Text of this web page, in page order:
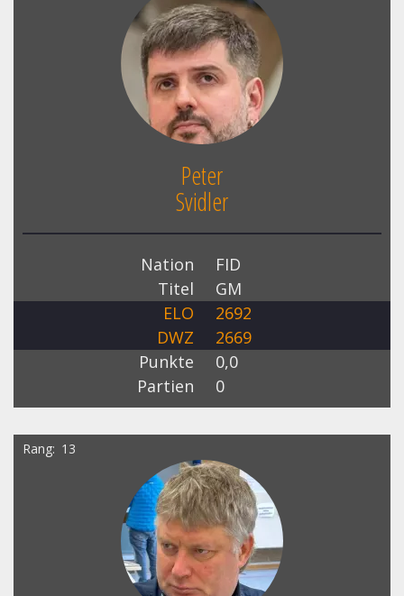
Peter
Svidler
Nation
FID
Titel
GM
ELO
2692
DWZ
2669
Punkte
0,0
Partien
0
Rang 13